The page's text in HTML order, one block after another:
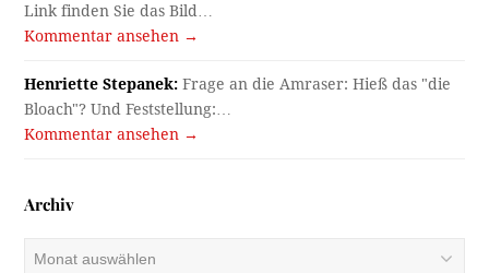
Link finden Sie das Bild…
Kommentar ansehen →
Henriette Stepanek: Frage an die Amraser: Hieß das "die
Bloach"? Und Feststellung:…
Kommentar ansehen →
Archiv